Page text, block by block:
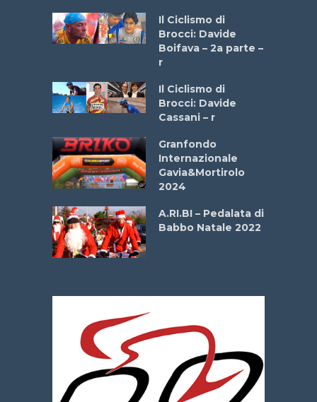
Il Ciclismo di
Brocci: Davide
Boifava – 2a parte –
r
Il Ciclismo di
Brocci: Davide
Cassani – r
Granfondo
Internazionale
Gavia&Mortirolo
2024
A.RI.BI – Pedalata di
Babbo Natale 2022